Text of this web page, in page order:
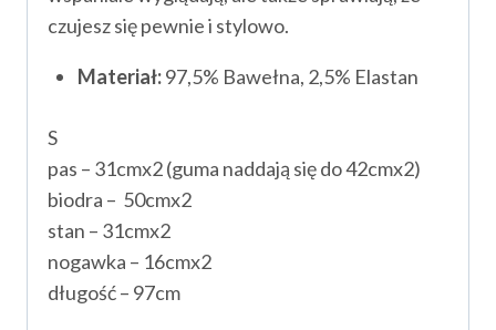
czujesz się pewnie i stylowo.
Materiał:97,5% Bawełna, 2,5% Elastan
S
pas – 31cmx2 (guma naddają się do 42cmx2)
biodra – 50cmx2
stan – 31cmx2
nogawka – 16cmx2
długość – 97cm